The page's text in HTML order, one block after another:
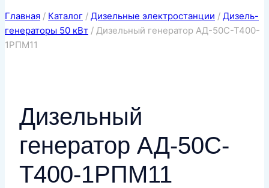
Главная / Каталог / Дизельные электростанции / Дизель-
генераторы 50 кВт / Дизельный генератор АД-50С-Т400-
1РПМ11
Дизельный
генератор АД-50С-
Т400-1РПМ11